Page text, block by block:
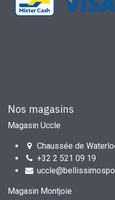
Nos magasins
Magasin Uccle
Chaussée de
+32 2 521 09 19
Magasin Montjoie